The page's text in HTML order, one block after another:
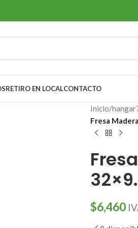
RETIRO EN LOCALCONTACTO
Inicio/
Fresa
$6,460